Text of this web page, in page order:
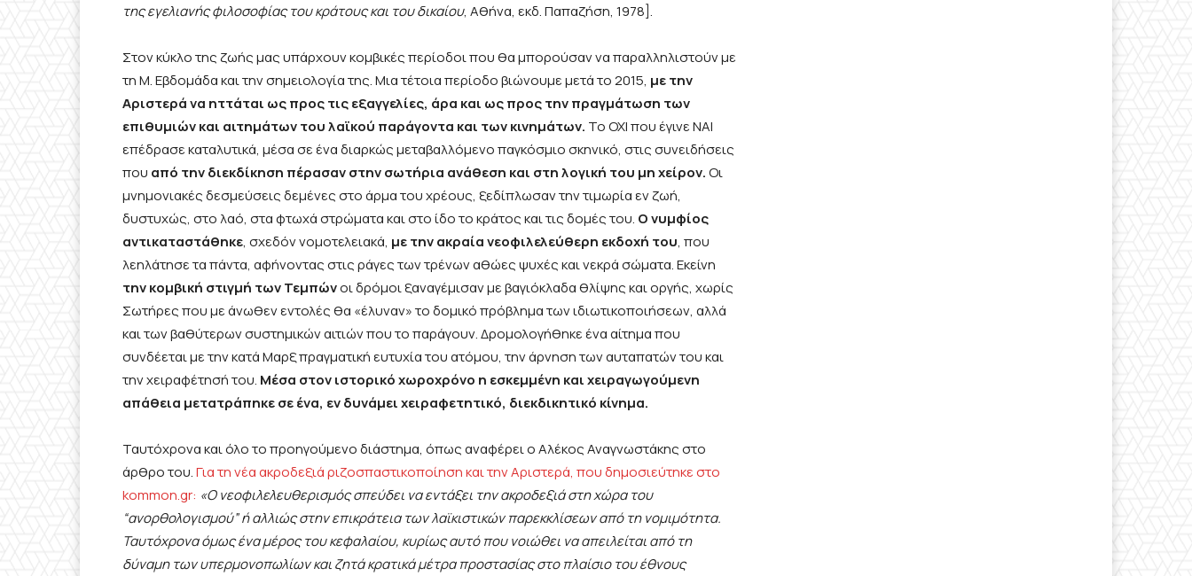
της εγελιανής φιλοσοφίας του κράτους και του δικαίου, Αθήνα, εκδ. Παπαζήση, 1978].
Στον κύκλο της ζωής μας υπάρχουν κομβικές περίοδοι που θα μπορούσαν να παραλληλιστούν με
τη Μ. Εβδομάδα και την σημειολογία της. Μια τέτοια περίοδο βιώνουμε μετά το 2015, με την
Αριστερά να ηττάται ως προς τις εξαγγελίες, άρα και ως προς την πραγμάτωση των
επιθυμιών και αιτημάτων του λαϊκού παράγοντα και των κινημάτων. Το ΟΧΙ που έγινε ΝΑΙ
επέδρασε καταλυτικά, μέσα σε ένα διαρκώς μεταβαλλόμενο παγκόσμιο σκηνικό, στις συνειδήσεις
που από την διεκδίκηση πέρασαν στην σωτήρια ανάθεση και στη λογική του μη χείρον.Οι
μνημονιακές δεσμεύσεις δεμένες στο άρμα του χρέους, ξεδίπλωσαν την τιμωρία εν ζωή,
δυστυχώς, στο λαό, στα φτωχά στρώματα και στο ίδο το κράτος και τις δομές του. Ο νυμφίος
αντικαταστάθηκε, σχεδόν νομοτελειακά, με την ακραία νεοφιλελεύθερη εκδοχή του, που
λεηλάτησε τα πάντα, αφήνοντας στις ράγες των τρένων αθώες ψυχές και νεκρά σώματα. Εκείνη
την κομβική στιγμή των Τεμπώνοι δρόμοι ξαναγέμισαν με βαγιόκλαδα θλίψης και οργής, χωρίς
Σωτήρες που με άνωθεν εντολές θα «έλυναν» το δομικό πρόβλημα των ιδιωτικοποιήσεων, αλλά
και των βαθύτερων συστημικών αιτιών που το παράγουν. Δρομολογήθηκε ένα αίτημα που
συνδέεται με την κατά Μαρξ πραγματική ευτυχία του ατόμου, την άρνηση των αυταπατών του και
την χειραφέτησή του. Μέσα στον ιστορικό χωροχρόνο η εσκεμμένη και χειραγωγούμενη
απάθεια μετατράπηκε σε ένα, εν δυνάμει χειραφετητικό, διεκδικητικό κίνημα.
Ταυτόχρονα και όλο το προηγούμενο διάστημα, όπως αναφέρει ο Αλέκος Αναγνωστάκης στο
άρθρο του.Για τη νέα ακροδεξιά ριζοσπαστικοποίηση και την Αριστερά, που δημοσιεύτηκε στο
kommon.gr: «Ο νεοφιλελευθερισμός σπεύδει να εντάξει την ακροδεξιά στη χώρα του
“ανορθολογισμού” ή αλλιώς στην επικράτεια των λαϊκιστικών παρεκκλίσεων από τη νομιμότητα.
Ταυτόχρονα όμως ένα μέρος του κεφαλαίου, κυρίως αυτό που νοιώθει να απειλείται από τη
δύναμη των υπερμονοπωλίων και ζητά κρατικά μέτρα προστασίας στο πλαίσιο του έθνους